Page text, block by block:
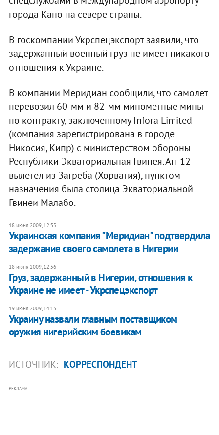
города Кано на севере страны.
В госкомпании Укрспецэкспорт заявили, что
задержанный военный груз не имеет никакого
отношения к Украине.
В компании Меридиан сообщили, что самолет
перевозил 60-мм и 82-мм минометные мины
по контракту, заключенному Infora Limited
(компания зарегистрирована в городе
Никосия, Кипр) с министерством обороны
Республики Экваториальная Гвинея. Ан-12
вылетел из Загреба (Хорватия), пунктом
назначения была столица Экваториальной
Гвинеи Малабо.
18 июня 2009, 12:35
Украинская компания "Меридиан" подтвердила
задержание своего самолета в Нигерии
18 июня 2009, 12:56
Груз, задержанный в Нигерии, отношения к
Украине не имеет - Укрспецэкспорт
19 июня 2009, 14:13
Украину назвали главным поставщиком
оружия нигерийским боевикам
ИСТОЧНИК: КОРРЕСПОНДЕНТ
РЕКЛАМА